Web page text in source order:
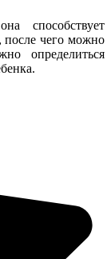
способствует
после чего можно
определиться